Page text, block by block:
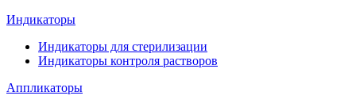
Индикаторы
Индикаторы для стерилизации
Индикаторы контроля растворов
Аппликаторы